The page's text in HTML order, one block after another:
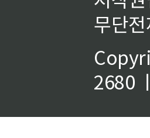
무단
2680